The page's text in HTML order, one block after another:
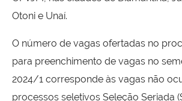
Otoni e Unaí.
O número de vagas ofertadas no
para preenchimento de vagas no
2024/1 corresponde às vagas não
processos seletivos Seleção Seriada